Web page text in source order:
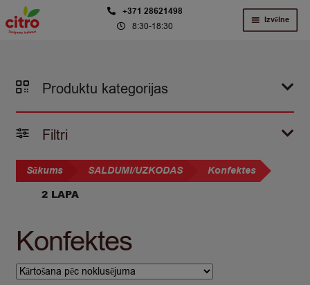
Skip
to
Skip
to
+371 28621498
8:30-18:30
Izvēlne
Produktu kategorijas
Filtri
Sākums SALDUMI/UZKODAS
Konfektes
2 LAPA
Konfektes